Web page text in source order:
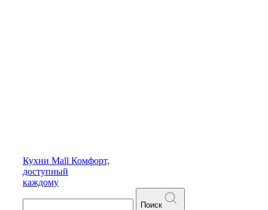
Кухни Mall Комфорт,
доступный
каждому
Поиск